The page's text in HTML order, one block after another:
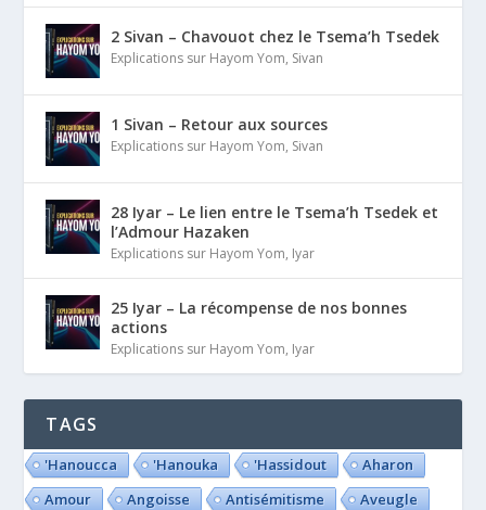
2 Sivan – Chavouot chez le Tsema’h Tsedek
Explications sur Hayom Yom, Sivan
1 Sivan – Retour aux sources
Explications sur Hayom Yom, Sivan
28 Iyar – Le lien entre le Tsema’h Tsedek et
l’Admour Hazaken
Explications sur Hayom Yom, Iyar
25 Iyar – La récompense de nos bonnes
actions
Explications sur Hayom Yom, Iyar
TAGS
'Hanoucca 'Hanouka 'Hassidout
Aharon
Amour
Angoisse Antisémitisme
Aveugle